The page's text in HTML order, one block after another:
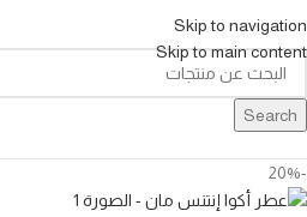
Skip to navigation
Skip to main content
Search
-20%